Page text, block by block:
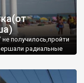
получилось,пройти
радиальные